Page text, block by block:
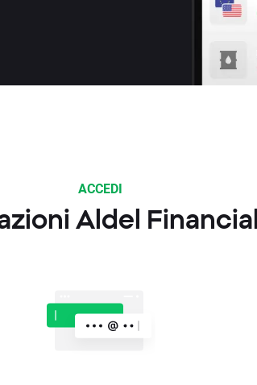
ACCEDI
Aldel Financial